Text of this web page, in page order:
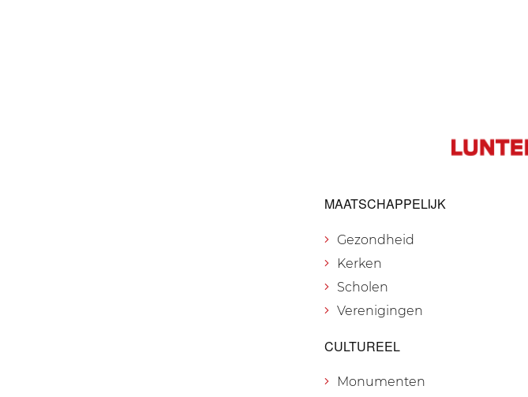
MAATSCHAPPELIJK
Gezondheid
Kerken
Scholen
Verenigingen
CULTUREEL
Monumenten